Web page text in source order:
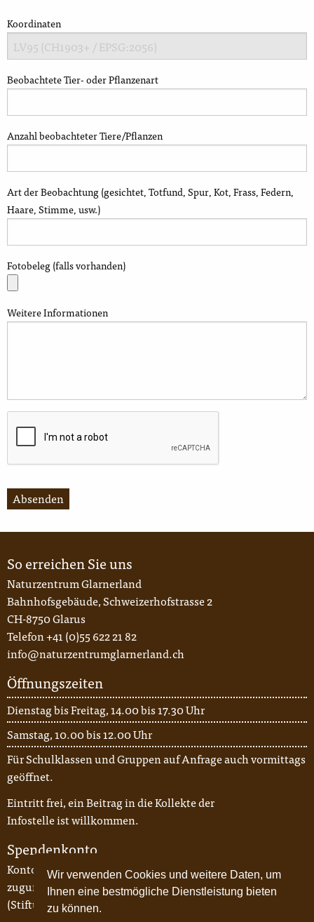
Wir verwenden Cookies und weitere Daten, um
Ihnen eine bestmögliche Dienstleistung bieten
zu können.
Koordinaten
Beobachtete Tier- oder Pflanzenart
Anzahl beobachteter Tiere/Pflanzen
Art der Beobachtung (gesichtet, Totfund, Spur, Kot, Frass, Federn,
Haare, Stimme, usw.)
Fotobeleg (falls vorhanden)
Weitere Informationen
Absenden
So erreichen Sie uns
Naturzentrum Glarnerland
Bahnhofsgebäude, Schweizerhofstrasse 2
CH-8750 Glarus
Telefon +41 (0)55 622 21 82
info@naturzentrumglarnerland.ch
Öffnungszeiten
Dienstag bis Freitag, 14.00 bis 17.30 Uhr
Samstag, 10.00 bis 12.00 Uhr
Für Schulklassen und Gruppen auf Anfrage auch vormittags
geöffnet.
Eintritt frei, ein Beitrag in die Kollekte der
Infostelle ist willkommen.
Spendenkonto
Konto-Nr. 87-62-5, Glarner Kantonalbank
zugunsten von CH06 0077 3000 5056 7216 6
(Stiftung Naturzentrum Glarnerland)